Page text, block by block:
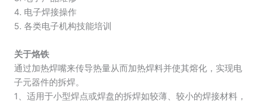
4. 电子焊接操作
5. 各类电子机构技能培训
关于烙铁
通过加热焊嘴来传导热量从而加热焊料并使其熔化，实现电
子元器件的拆焊。
1、适用于小型焊点或焊盘的拆焊如较薄、较小的焊接材料，